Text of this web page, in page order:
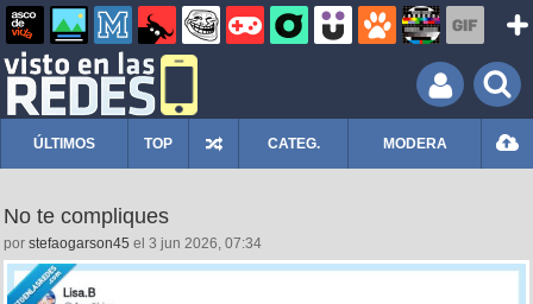
ÚLTIMOS TOP CATEG. MODERA
No te compliques
por stefaogarson45 el 3 jun 2026, 07:34